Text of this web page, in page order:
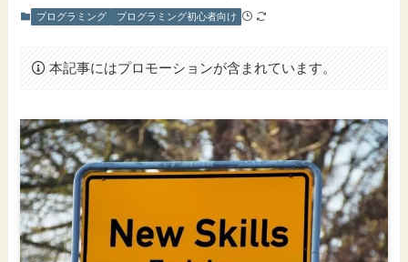
プログラミング プログラミング初心者向け
本記事にはプロモーションが含まれています。